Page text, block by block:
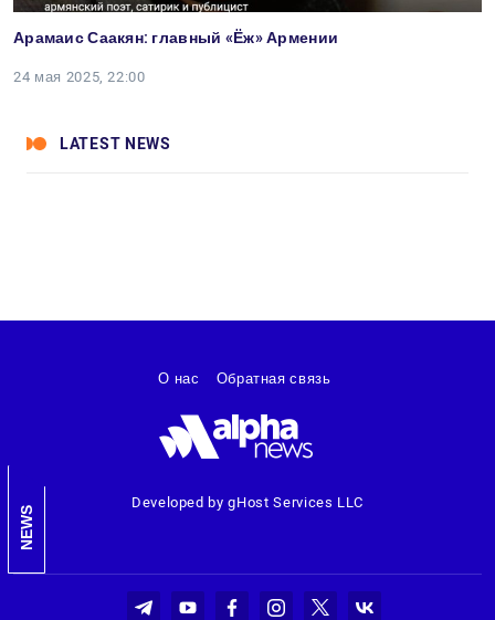
Арамаис Саакян: главный «Ёж» Армении
24 мая 2025, 22:00
LATEST NEWS
NEWS
Developed by gHost Services LLC
О нас Обратная связь